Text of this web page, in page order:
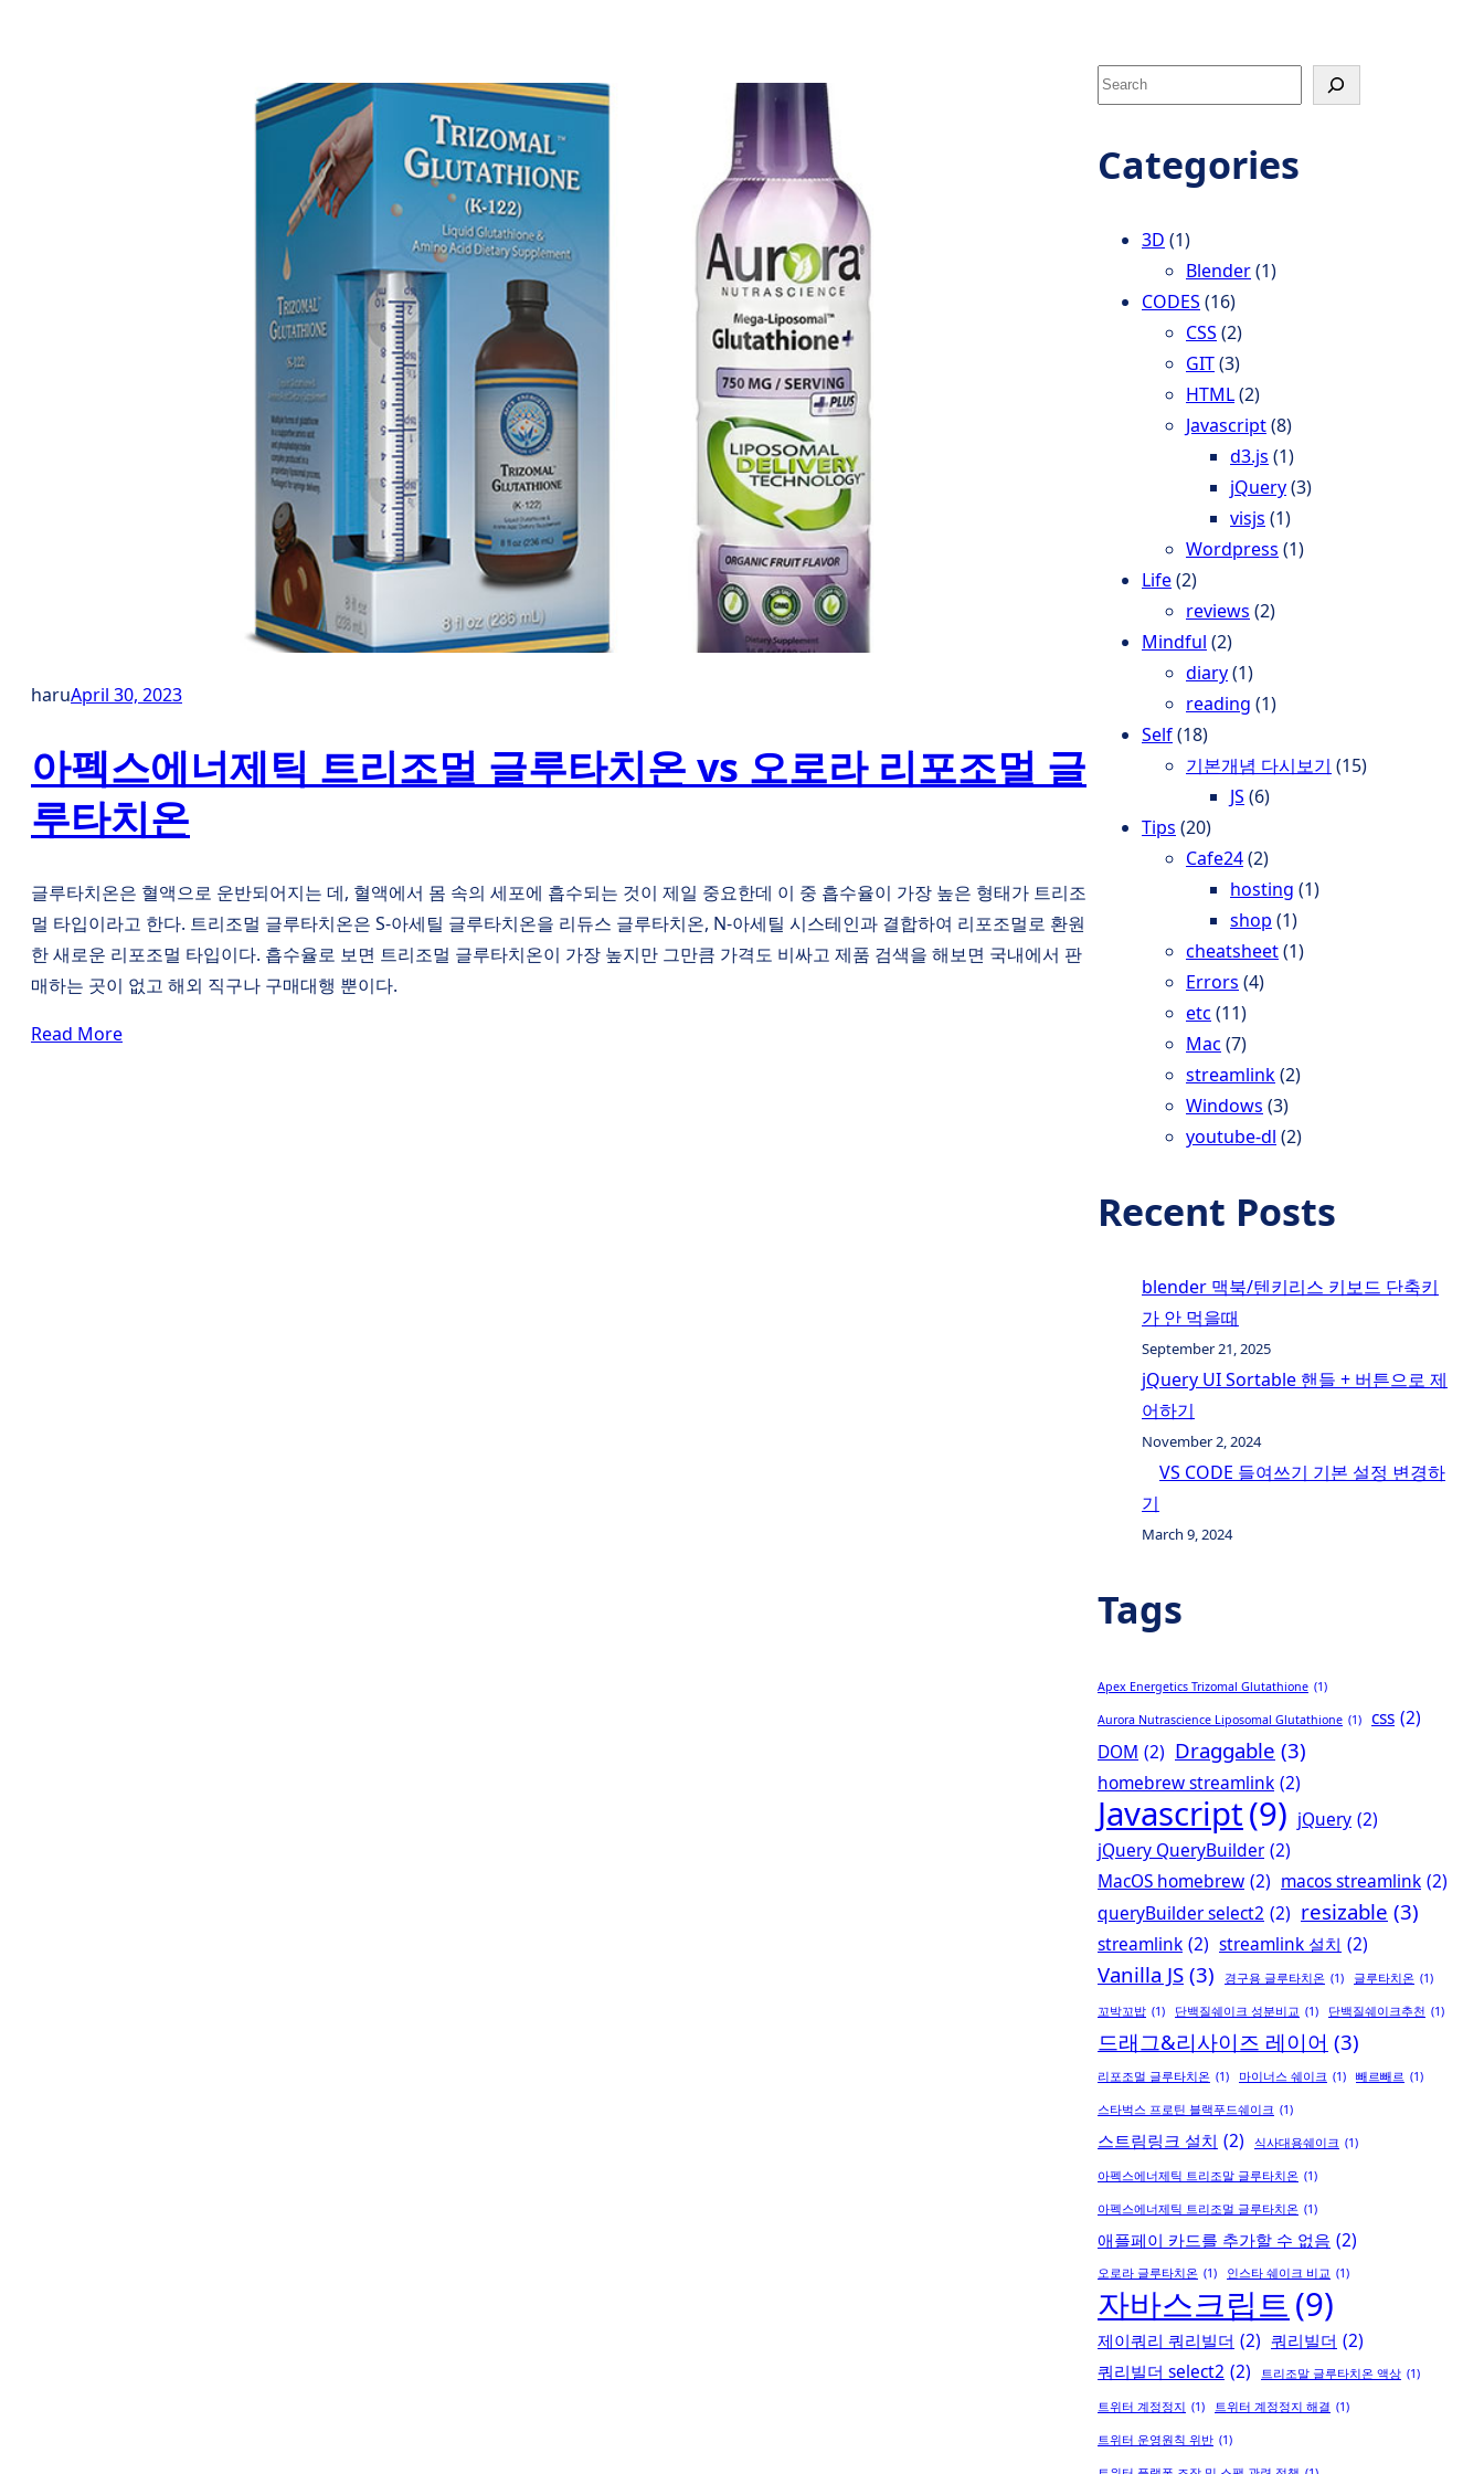
haruApril 30, 2023
아펙스에너제틱 트리조멀 글루타치온 vs 오로라 리포조멀 글
루타치온
글루타치온은 혈액으로 운반되어지는 데, 혈액에서 몸 속의 세포에 흡수되는 것이 제일 중요한데 이 중 흡수율이 가장 높은 형태가 트리조
멀 타입이라고 한다. 트리조멀 글루타치온은 S-아세틸 글루타치온을 리듀스 글루타치온, N-아세틸 시스테인과 결합하여 리포조멀로 환원
한 새로운 리포조멀 타입이다. 흡수율로 보면 트리조멀 글루타치온이 가장 높지만 그만큼 가격도 비싸고 제품 검색을 해보면 국내에서 판
매하는 곳이 없고 해외 직구나 구매대행 뿐이다.
Read More
S
e
rCategories
3D (1)
Blender(1)
CODES (16)
CSS (2)
GIT(3)
HTML(2)
Javascript(8)
d3.js (1)
jQuery(3)
visjs (1)
Wordpress (1)
Life(2)
reviews (2)
Mindful (2)
diary(1)
reading (1)
Self(18)
기본개념 다시보기 (15)
JS (6)
Tips (20)
Cafe24(2)
hosting (1)
shop (1)
cheatsheet(1)
Errors (4)
etc (11)
Mac (7)
streamlink(2)
Windows (3)
youtube-dl (2)
Recent Posts
blender 맥북/텐키리스 키보드 단축키
가 안 먹을때
September 21, 2025
jQuery UI Sortable 핸들 + 버튼으로 제
어하기
November 2, 2024
VS CODE 들여쓰기 기본 설정 변경하
기
March 9, 2024
Tags
Apex Energetics Trizomal Glutathione (1)
Aurora Nutrascience Liposomal Glutathione (1) css (2)
DOM (2) Draggable (3)
homebrew streamlink (2)
Javascript(9) jQuery (2)
jQuery QueryBuilder (2)
MacOS homebrew (2) macos streamlink (2)
queryBuilder select2 (2) resizable (3)
streamlink (2) streamlink 설치 (2)
Vanilla JS (3) 경구용 글루타치온 (1) 글루타치온 (1)
꼬박꼬밥 (1) 단백질쉐이크 성분비교 (1) 단백질쉐이크추천 (1)
드래그&리사이즈 레이어 (3)
리포조멀 글루타치온 (1) 마이너스 쉐이크 (1) 빼르빼르 (1)
스타벅스 프로틴 블랙푸드쉐이크 (1)
스트림링크 설치 (2) 식사대용쉐이크 (1)
아펙스에너제틱 트리조말 글루타치온 (1)
아펙스에너제틱 트리조멀 글루타치온 (1)
애플페이 카드를 추가할 수 없음 (2)
오로라 글루타치온 (1) 인스타 쉐이크 비교 (1)
자바스크립트 (9)
제이쿼리 쿼리빌더 (2) 쿼리빌더 (2)
쿼리빌더 select2 (2) 트리조말 글루타치온 액상 (1)
트위터 계정정지 (1) 트위터 계정정지 해결 (1)
트위터 운영원칙 위반 (1)